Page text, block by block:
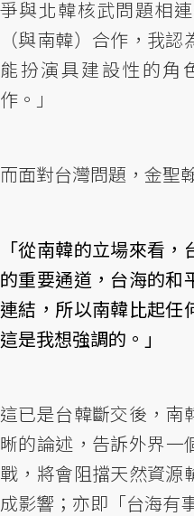
爭與北韓核武問題相
（與南韓）合作，我
能扮演具建設性的角
作。」
而面對台灣問題，金聖
「從南韓的立場來看
的重要通道，台海的和
連結，所以南韓比起任
這是我想強調的。」
這已是台韓斷交後，南
晰的論述，告訴外界
戰，將會阻擋天然資源
成影響；亦即「台海有